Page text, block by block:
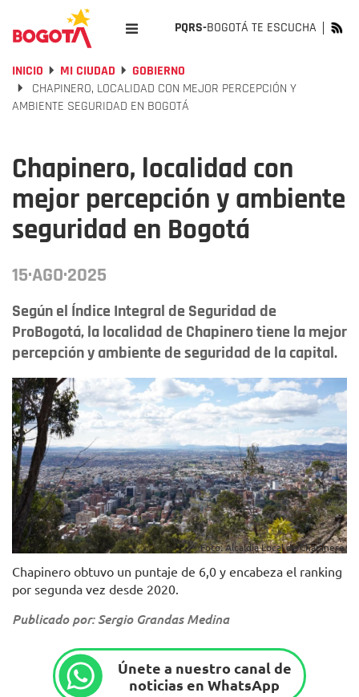
PQRS-BOGOTÁ TE ESCUCHA
INICIO MI CIUDAD
GOBIERNO
CHAPINERO, LOCALIDAD CON MEJOR PERCEPCIÓN Y
AMBIENTE SEGURIDAD EN BOGOTÁ
Chapinero, localidad con
mejor percepción y ambiente
seguridad en Bogotá
15·AGO·2025
Según el Índice Integral de Seguridad de
ProBogotá, la localidad de Chapinero tiene la mejor
percepción y ambiente de seguridad de la capital.
Foto: Alcaldía Local de Chapinero.
Chapinero obtuvo un puntaje de 6,0 y encabeza el ranking
por segunda vez desde 2020.
Publicado por: Sergio Grandas Medina
Únete a nuestro canal de
noticias en WhatsApp